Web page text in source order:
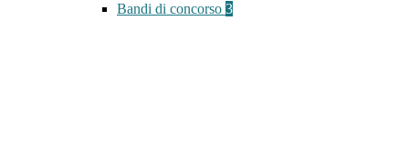
Bandi di concorso 3